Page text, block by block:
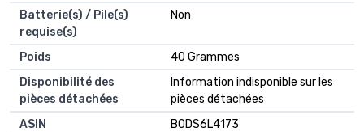
Batterie(s) / Pile(s)
requise(s)
‎Non
Poids
‎40 Grammes
Disponibilité des
pièces détachées
‎Information indisponible sur les
pièces détachées
ASIN
B0DS6L4173